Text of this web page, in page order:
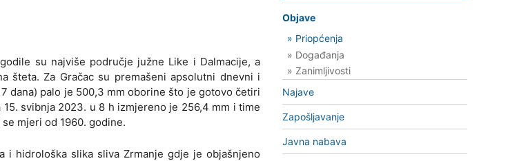
su najviše područje južne Like i Dalmacije, a
šteta. Za Gračac su premašeni apsolutni dnevni i
dana) palo je 500,3 mm oborine što je gotovo četiri
svibnja 2023. u 8 h izmjereno je 256,4 mm i time
mjeri od 1960. godine.
i hidrološka slika sliva Zrmanje gdje je objašnjeno
Objave
» Priopćenja
» Događanja
» Zanimljivosti
Najave
Zapošljavanje
Javna nabava